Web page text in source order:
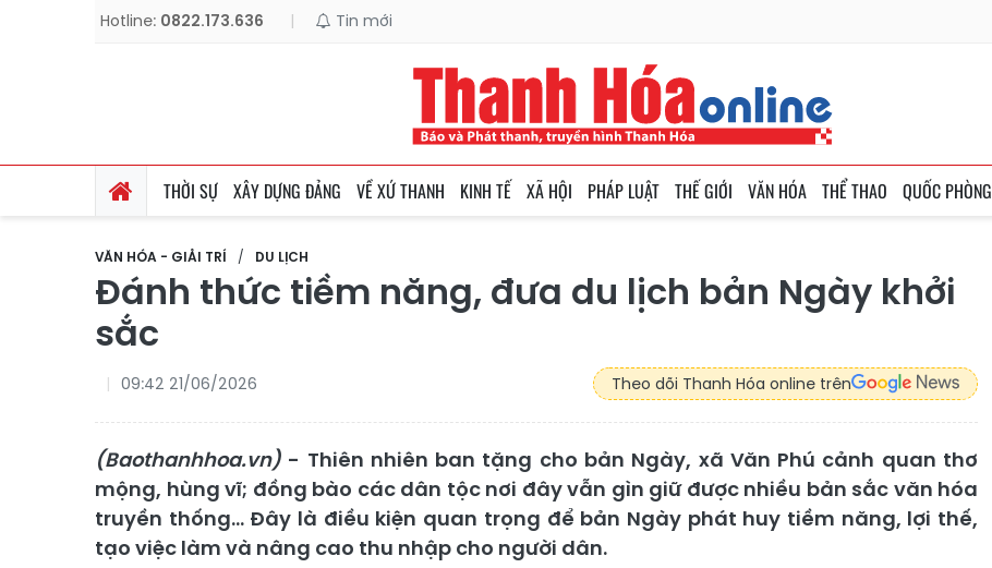
Hotline: 0822.173.636 | Tin mới
THỜI SỰ XÂY DỰNG ĐẢNG VỀ XỨ THANH KINH TẾ XÃ HỘI PHÁP LUẬT THẾ GIỚI VĂN HÓA THỂ THAO QUỐC PHÒNG
VĂN HÓA - GIẢI TRÍ DU LỊCH
Đánh thức tiềm năng, đưa du lịch bản Ngày khởi
sắc
09:42 21/06/2026 Theo dõi Thanh Hóa online trên
(Baothanhhoa.vn) - Thiên nhiên ban tặng cho bản Ngày, xã Văn Phú cảnh quan thơ
mộng, hùng vĩ; đồng bào các dân tộc nơi đây vẫn gìn giữ được nhiều bản sắc văn hóa
truyền thống... Đây là điều kiện quan trọng để bản Ngày phát huy tiềm năng, lợi thế,
tạo việc làm và nâng cao thu nhập cho người dân.